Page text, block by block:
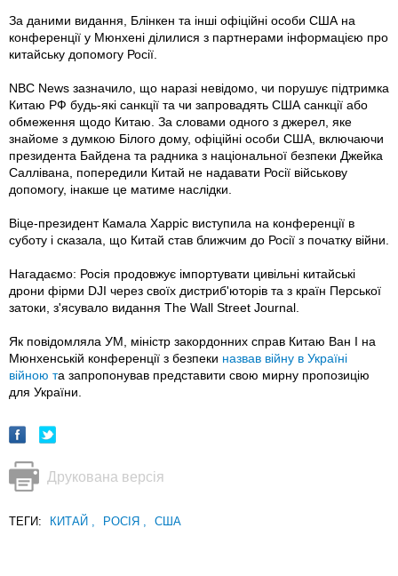
За даними видання, Блінкен та інші офіційні особи США на
конференції у Мюнхені ділилися з партнерами інформацією про
китайську допомогу Росії.
NBC News зазначило, що наразі невідомо, чи порушує підтримка
Китаю РФ будь-які санкції та чи запровадять США санкції або
обмеження щодо Китаю. За словами одного з джерел, яке
знайоме з думкою Білого дому, офіційні особи США, включаючи
президента Байдена та радника з національної безпеки Джейка
Саллівана, попередили Китай не надавати Росії військову
допомогу, інакше це матиме наслідки.
Віце-президент Камала Харріс виступила на конференції в
суботу і сказала, що Китай став ближчим до Росії з початку війни.
Нагадаємо: Росія продовжує імпортувати цивільні китайські
дрони фірми DJI через своїх дистриб'юторів та з країн Перської
затоки, з'ясувало видання The Wall Street Journal.
Як повідомляла УМ, міністр закордонних справ Китаю Ван І на
Мюнхенській конференції з безпеки назвав війну в Україні
війною та запропонував представити свою мирну пропозицію
для України.
Друкована версія
ТЕГИ: КИТАЙ , РОСІЯ , США